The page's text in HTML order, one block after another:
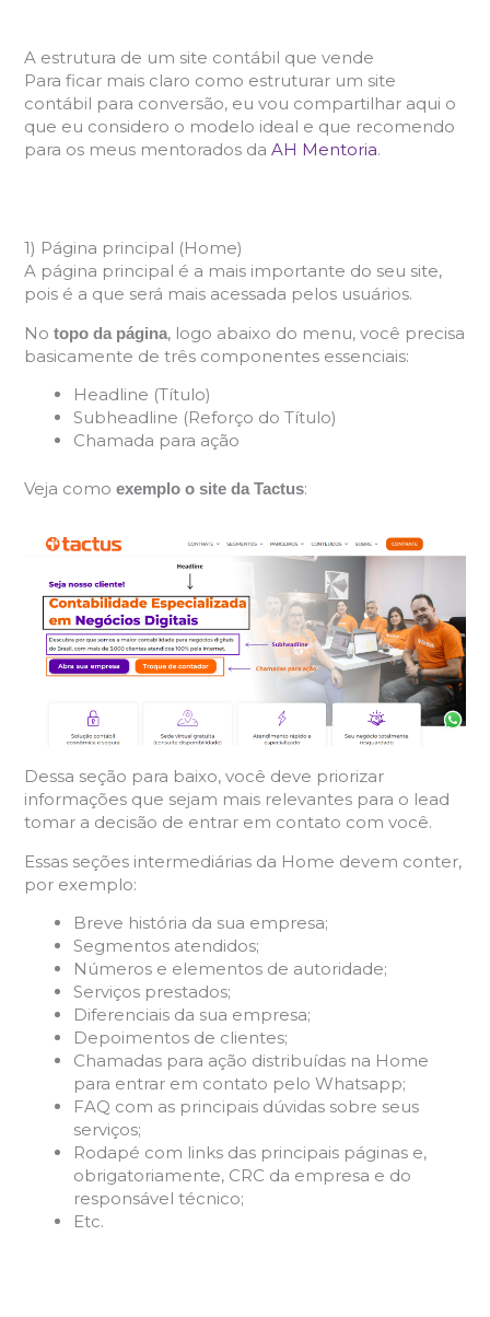
A estrutura de um site contábil que vende
Para ficar mais claro como estruturar um site
contábil para conversão, eu vou compartilhar aqui o
que eu considero o modelo ideal e que recomendo
para os meus mentorados da AH Mentoria.
1) Página principal (Home)
A página principal é a mais importante do seu site,
pois é a que será mais acessada pelos usuários.
No topo da página, logo abaixo do menu, você precisa
basicamente de três componentes essenciais:
Headline (Título)
Subheadline (Reforço do Título)
Chamada para ação
Veja como exemplo o site da Tactus:
Dessa seção para baixo, você deve priorizar
informações que sejam mais relevantes para o lead
tomar a decisão de entrar em contato com você.
Essas seções intermediárias da Home devem conter,
por exemplo:
Breve história da sua empresa;
Segmentos atendidos;
Números e elementos de autoridade;
Serviços prestados;
Diferenciais da sua empresa;
Depoimentos de clientes;
Chamadas para ação distribuídas na Home
para entrar em contato pelo Whatsapp;
FAQ com as principais dúvidas sobre seus
serviços;
Rodapé com links das principais páginas e,
obrigatoriamente, CRC da empresa e do
responsável técnico;
Etc.